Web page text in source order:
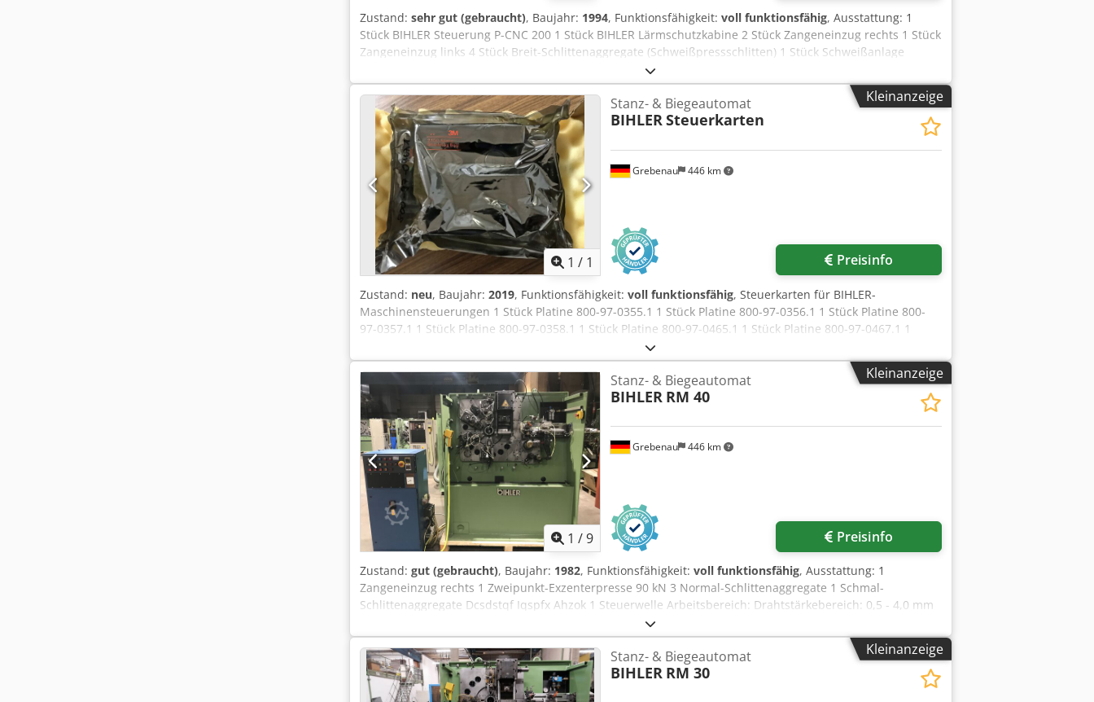
Zustand: sehr gut (gebraucht), Baujahr: 1994, Funktionsfähigkeit: voll funktionsfähig, Ausstattung: 1
Stück BIHLER Steuerung P-CNC 200 1 Stück BIHLER Lärmschutzkabine 2 Stück Zangeneinzug rechts 1 Stück
Zangeneinzug links 4 Stück Breit-Schlittenaggregate (Schweißpressschlitten) 1 Stück Schweißanlage
BIHLER B 1000 Arbeitsbereich: Djdpfx Ahswxarqezeck Drahtstärkebereich: 0,5 - 3,0 mm Bandbreite: max.
40 mm Einzugslänge: max. 240 mm Leistung: max. 400/min
Kleinanzeige
1 / 1
Grebenau 446 km
Stanz- & Biegeautomat
BIHLERSteuerkarten
Preisinfo
Zustand: neu, Baujahr: 2019, Funktionsfähigkeit: voll funktionsfähig, Steuerkarten für BIHLER-
Maschinensteuerungen 1 Stück Platine 800-97-0355.1 1 Stück Platine 800-97-0356.1 1 Stück Platine 800-
97-0357.1 1 Stück Platine 800-97-0358.1 1 Stück Platine 800-97-0465.1 1 Stück Platine 800-97-0467.1 1
Stück Platine 800-97-0613.1 Dcsdpfx Ahjx U D S Hezok 1 Stück Platine 800-97-0614.1 1 Stück Platine 800-97-
0615.1 1 Stück Platine 800-97-0656.1
Kleinanzeige
1 /9
Grebenau 446 km
Stanz- & Biegeautomat
BIHLER RM 40
Preisinfo
Zustand: gut (gebraucht), Baujahr: 1982, Funktionsfähigkeit: voll funktionsfähig, Ausstattung: 1
Zangeneinzug rechts 1 Zweipunkt-Exzenterpresse 90 kN 3 Normal-Schlittenaggregate 1 Schmal-
Schlittenaggregate Dcsdstqf Iqspfx Ahzok 1 Steuerwelle Arbeitsbereich: Drahtstärkebereich: 0,5 - 4,0 mm
Bandbreite: bis 60 mm Einzugslänge: bis 270 mm Leistung: bis 350/min
Kleinanzeige
Stanz- & Biegeautomat
BIHLER RM 30